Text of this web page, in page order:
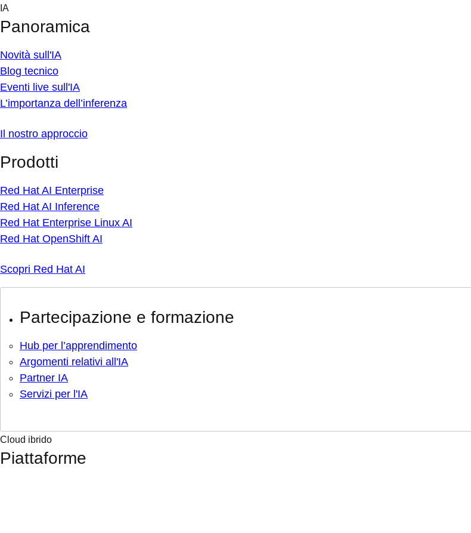
Skip
content
IA
Panoramica
Novità sull'IA
Blog tecnico
Eventi live sull'IA
L’importanza dell’inferenza
Il nostro approccio
Prodotti
Red Hat AI Enterprise
Red Hat AI Inference
Red Hat Enterprise Linux AI
Red Hat OpenShift AI
Scopri Red Hat AI
Partecipazione e formazione
Hub per l’apprendimento
Argomenti relativi all'IA
Partner IA
Servizi per l'IA
Cloud ibrido
Piattaforme